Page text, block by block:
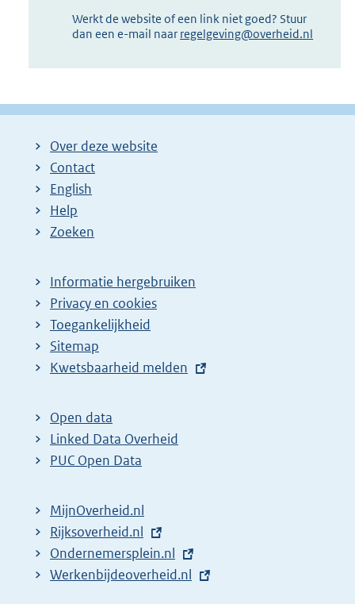
Werkt de website of een link niet goed? Stuur
dan een e-mail naar regelgeving@overheid.nl
Over deze website
Contact
English
Help
Zoeken
Informatie hergebruiken
Privacy en cookies
Toegankelijkheid
Sitemap
E
t
e
r
l
i
n
k
Kwetsbaarheid melden
Open data
Linked Data Overheid
PUC Open Data
MijnOverheid.nl
E
x
t
Rijksoverheid.nl
E
x
Ondernemersplein.nl
E
Werkenbijdeoverheid.nl